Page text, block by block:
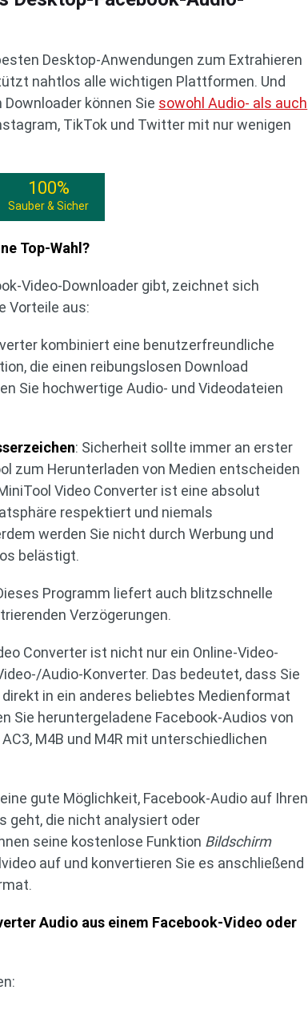
Desktop-Anwendungen zum Extrahieren
nahtlos alle wichtigen Plattformen. Und
können Sie sowohl Audio- als auch
TikTok und Twitter mit nur wenigen
100%
Sauber & Sicher
Top-Wahl?
Video-Downloader gibt, zeichnet sich
Vorteile aus:
kombiniert eine benutzerfreundliche
die einen reibungslosen Download
Sie hochwertige Audio- und Videodateien
: Sicherheit sollte immer an erster
zum Herunterladen von Medien entscheiden
Video Converter ist eine absolut
respektiert und niemals
werden Sie nicht durch Werbung und
belästigt.
Programm liefert auch blitzschnelle
Verzögerungen.
Converter ist nicht nur ein Online-Video-
Audio-Konverter. Das bedeutet, dass Sie
in ein anderes beliebtes Medienformat
Sie heruntergeladene Facebook-Audios von
AC3, M4B und M4R mit unterschiedlichen
gute Möglichkeit, Facebook-Audio auf Ihren
geht, die nicht analysiert oder
seine kostenlose Funktion Bildschirm
auf und konvertieren Sie es anschließend
Audio aus einem Facebook-Video oder